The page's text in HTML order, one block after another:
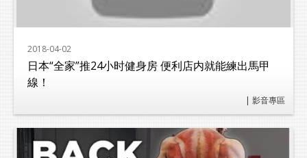
2018-04-02
日本“全家”推24小时健身房 便利店内就能練出馬甲
線！
| 影音專區